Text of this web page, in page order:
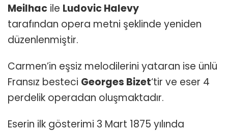
Meilhac ile Ludovic Halevy
tarafından opera metni şeklinde yeniden
düzenlenmiştir.
Carmen’in eşsiz melodilerini yataran ise ünlü
Fransız besteci Georges Bizet‘tir ve eser 4
perdelik operadan oluşmaktadır.
Eserin ilk gösterimi 3 Mart 1875 yılında